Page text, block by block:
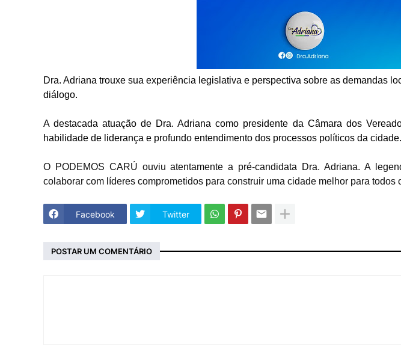
Dra. Adriana trouxe sua experiência legislativa e perspectiva sobre as demandas
diálogo.
A destacada atuação de Dra. Adriana como presidente da Câmara dos
habilidade de liderança e profundo entendimento dos processos políticos da cidade.
O PODEMOS CARÚ ouviu atentamente a pré-candidata Dra. Adriana. A
colaborar com líderes comprometidos para construir uma cidade melhor para todos
Facebook Twitter
POSTAR UM COMENTÁRIO